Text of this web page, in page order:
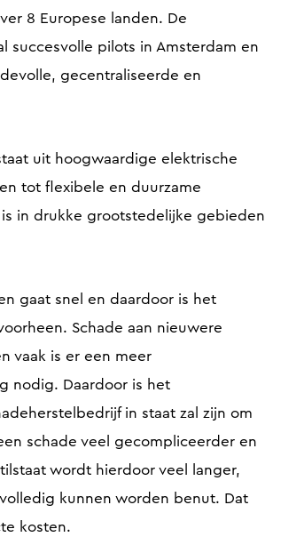
8 Europese landen. De
succesvolle pilots in Amsterdam en
gecentraliseerde en
uit hoogwaardige elektrische
tot flexibele en duurzame
in drukke grootstedelijke gebieden
gaat snel en daardoor is het
Schade aan nieuwere
vaak is er een meer
nodig. Daardoor is het
in staat zal zijn om
schade veel gecompliceerder en
wordt hierdoor veel langer,
kunnen worden benut. Dat
kosten.